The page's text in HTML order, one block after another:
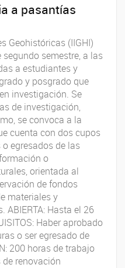
a pasantías
Geohistóricas (IIGHI)
semestre, a las
a estudiantes y
y posgrado que
investigación. Se
de investigación,
se convoca a la
cuenta con dos cupos
egresados de las
o
orientada al
de fondos
materiales y
ABIERTA: Hasta el 26
Haber aprobado
o ser egresado de
200 horas de trabajo
renovación